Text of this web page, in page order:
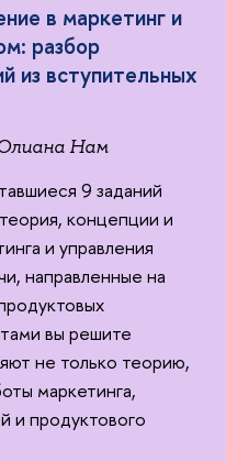
в маркетинг и
разбор
из вступительных
Нам
9 заданий
концепции и
и управления
направленные на
вы решите
не только теорию,
маркетинга,
и продуктового